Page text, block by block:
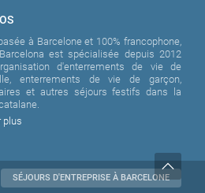
à Barcelone et 100% francophone,
est spécialisée depuis 2012
d'enterrements de vie de
enterrements de vie de garçon,
et autres séjours festifs dans la
plus
SÉJOURS D'ENTREPRISE À BARCELONE